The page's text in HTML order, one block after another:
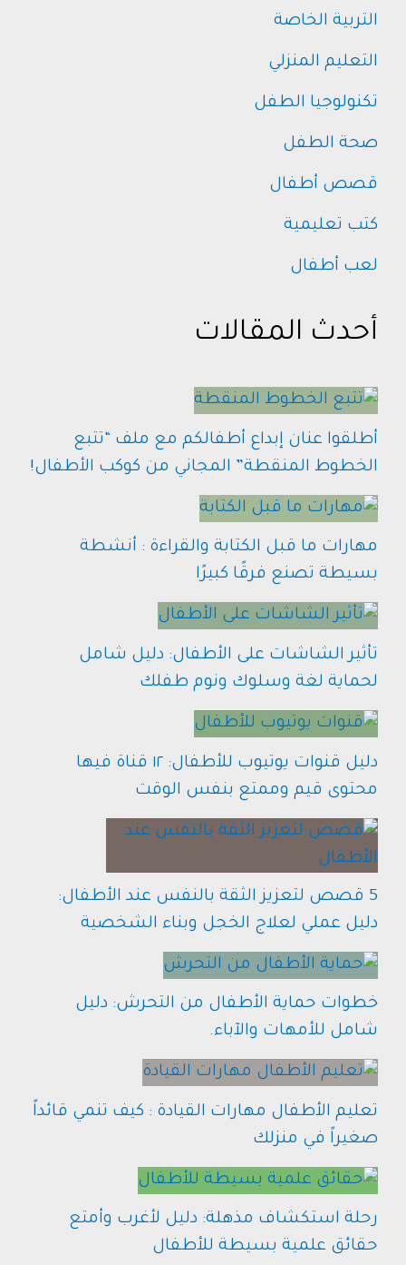
التربية الخاصة
التعليم المنزلي
تكنولوجيا الطفل
صحة الطفل
قصص أطفال
كتب تعليمية
لعب أطفال
أحدث المقالات
أطلقوا عنان إبداع أطفالكم مع ملف “تتبع
الخطوط المنقطة” المجاني من كوكب الأطفال!
مهارات ما قبل الكتابة والقراءة : أنشطة
بسيطة تصنع فرقًا كبيرًا
تأثير الشاشات على الأطفال: دليل شامل
لحماية لغة وسلوك ونوم طفلك
دليل قنوات يوتيوب للأطفال: ١٢ قناة فيها
محتوى قيم وممتع بنفس الوقت
5 قصص لتعزيز الثقة بالنفس عند الأطفال:
دليل عملي لعلاج الخجل وبناء الشخصية
خطوات حماية الأطفال من التحرش: دليل
شامل للأمهات والآباء.
تعليم الأطفال مهارات القيادة : كيف تنمي قائداً
صغيراً في منزلك
رحلة استكشاف مذهلة: دليل لأغرب وأمتع
حقائق علمية بسيطة للأطفال